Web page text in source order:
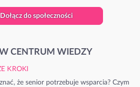
Dołącz do społeczności
CENTRUM WIEDZY
KROKI
że senior potrzebuje wsparcia? Czym